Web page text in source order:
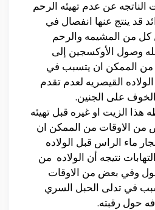
الناتجه عن عدم تهيئه الرحم
قد ينتج عنها انفصال في
كل من المشيمه والرحم
وصول الأوكسجين إلى
من الممكن ان يتسبب في
القيصريه لعدم تقدم
على الجنين.
هذا الزيت او غيره قبل تهيئه
من الاوقات من الممكن ان
ماء الراس قبل الولاده
نتيجه أن الولاده من
وفي بعض من الاوقات
في تدلى الحبل السري
حول رقبته.